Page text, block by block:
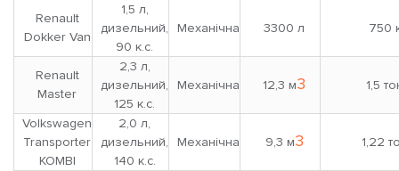
Renault
Dokker Van
1,5 л,
дизельний,
90 к.с.
Механічна 3300 л 750
Renault
Master
2,3 л,
дизельний,
125 к.с.
Механічна 12,3 м3 1,5
Volkswagen
Transporter
KOMBI
2,0 л,
дизельний,
140 к.с.
Механічна 9,3 м3 1,22